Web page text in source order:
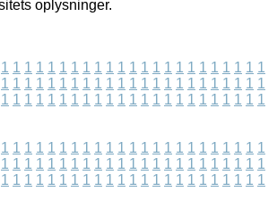
oplysninger.
1 1 1 1 1 1 1 1 1 1 1 1 1 1 1 1 1 1 1 1 1 1 1
1 1 1 1 1 1 1 1 1 1 1 1 1 1 1 1 1 1 1 1 1 1 1
1 1 1 1 1 1 1 1 1 1 1 1 1 1 1 1 1 1 1 1 1 1 1
1 1 1 1 1 1 1 1 1 1 1 1 1 1 1 1 1 1 1 1 1 1 1
1 1 1 1 1 1 1 1 1 1 1 1 1 1 1 1 1 1 1 1 1 1 1
1 1 1 1 1 1 1 1 1 1 1 1 1 1 1 1 1 1 1 1 1 1 1